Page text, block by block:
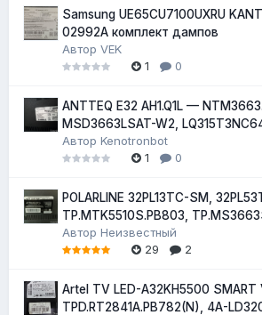
Samsung UE65CU7100UXRU
02992A комплект дампов
Автор VEK
1
0
ANTTEQ E32 AH1.Q1L —
MSD3663LSAT-W2,
Автор Kenotronbot
1
0
POLARLINE 32PL13TC-SM,
TP.MTK5510S.PB803,
Автор Неизвестный
29
2
Artel TV LED-A32KH5500 SMART
TPD.RT2841A.PB782(N), 4A-